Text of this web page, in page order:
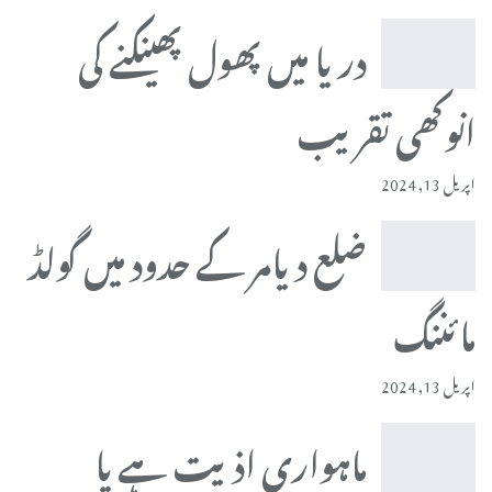
دریا میں پھول پھینکنے کی
انوکھی تقریب
اپریل 13, 2024
ضلع دیامر کے حدود میں گولڈ
مائننگ
اپریل 13, 2024
ماہواری اذیت ہے یا